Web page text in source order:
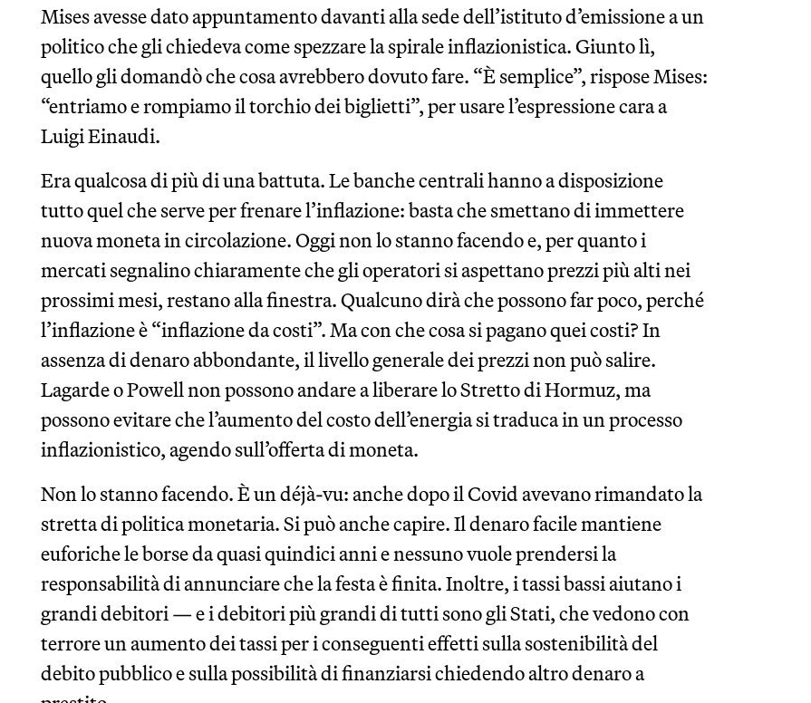
Mises avesse dato appuntamento davanti alla sede dell’istituto d’emissione a un
politico che gli chiedeva come spezzare la spirale inflazionistica. Giunto lì,
quello gli domandò che cosa avrebbero dovuto fare. “È semplice”, rispose Mises:
“entriamo e rompiamo il torchio dei biglietti”, per usare l’espressione cara a
Luigi Einaudi.
Era qualcosa di più di una battuta. Le banche centrali hanno a disposizione
tutto quel che serve per frenare l’inflazione: basta che smettano di immettere
nuova moneta in circolazione. Oggi non lo stanno facendo e, per quanto i
mercati segnalino chiaramente che gli operatori si aspettano prezzi più alti nei
prossimi mesi, restano alla finestra. Qualcuno dirà che possono far poco, perché
l’inflazione è “inflazione da costi”. Ma con che cosa si pagano quei costi? In
assenza di denaro abbondante, il livello generale dei prezzi non può salire.
Lagarde o Powell non possono andare a liberare lo Stretto di Hormuz, ma
possono evitare che l’aumento del costo dell’energia si traduca in un processo
inflazionistico, agendo sull’offerta di moneta.
Non lo stanno facendo. È un déjà-vu: anche dopo il Covid avevano rimandato la
stretta di politica monetaria. Si può anche capire. Il denaro facile mantiene
euforiche le borse da quasi quindici anni e nessuno vuole prendersi la
responsabilità di annunciare che la festa è finita. Inoltre, i tassi bassi aiutano i
grandi debitori — e i debitori più grandi di tutti sono gli Stati, che vedono con
terrore un aumento dei tassi per i conseguenti effetti sulla sostenibilità del
debito pubblico e sulla possibilità di finanziarsi chiedendo altro denaro a